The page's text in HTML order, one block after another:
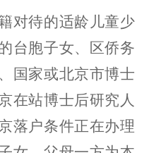
对待的适龄儿童少
台胞子女、区侨务
国家或北京市博士
在站博士后研究人
落户条件正在办理